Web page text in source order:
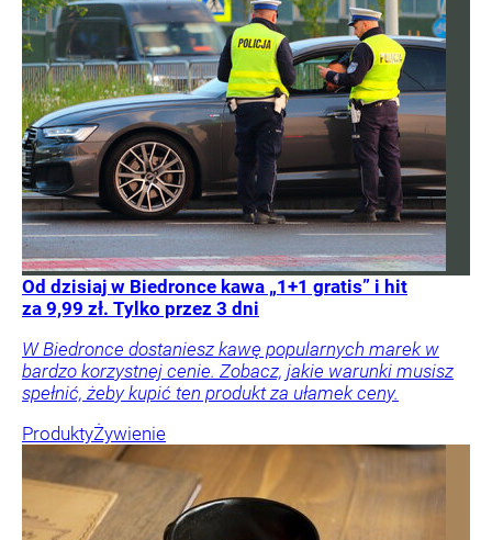
Od dzisiaj w Biedronce kawa „1+1 gratis” i hit
za 9,99 zł. Tylko przez 3 dni
W Biedronce dostaniesz kawę popularnych marek w
bardzo korzystnej cenie. Zobacz, jakie warunki musisz
spełnić, żeby kupić ten produkt za ułamek ceny.
ProduktyŻywienie